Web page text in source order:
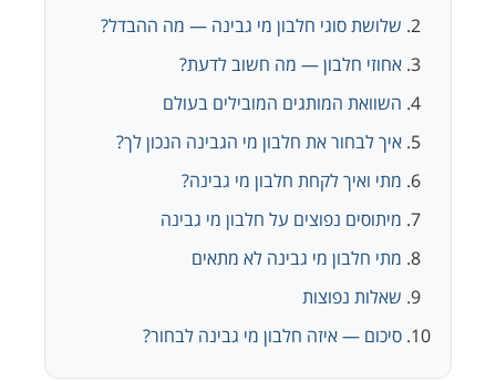
שלושת סוגי חלבון מי גבינה — מה ההבדל?
אחוזי חלבון — מה חשוב לדעת?
השוואת המותגים המובילים בעולם
איך לבחור את חלבון מי הגבינה הנכון לך?
מתי ואיך לקחת חלבון מי גבינה?
מיתוסים נפוצים על חלבון מי גבינה
מתי חלבון מי גבינה לא מתאים
שאלות נפוצות
סיכום — איזה חלבון מי גבינה לבחור?